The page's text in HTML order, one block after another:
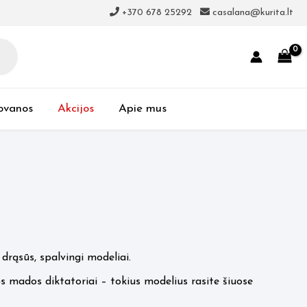
+370 678 25292 casalana@kurita.lt
Akcijos Apie mus
spalvingi modeliai.
mados diktatoriai – tokius modelius rasite šiuose